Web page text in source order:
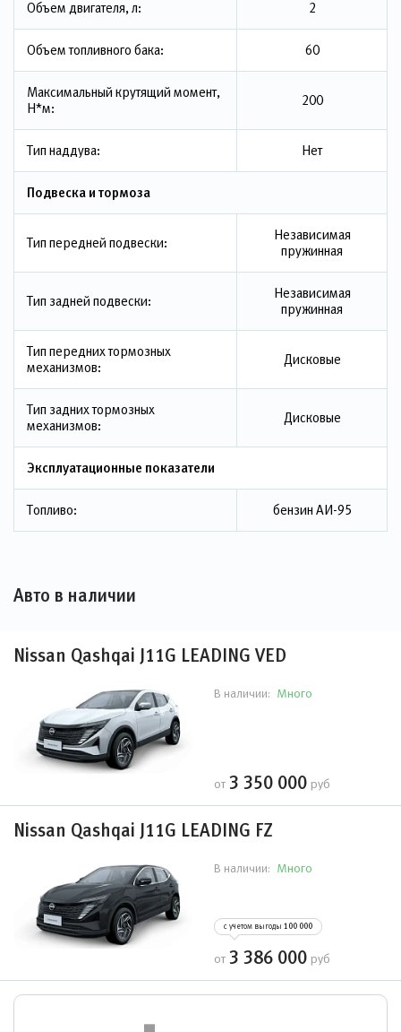
Объем двигателя, л: 2
Объем топливного бака: 60
Максимальный крутящий момент,
Н*м:
200
Тип наддува: Нет
Подвеска и тормоза
Тип передней подвески:
Независимая
пружинная
Тип задней подвески:
Независимая
пружинная
Тип передних тормозных
механизмов:
Дисковые
Тип задних тормозных
механизмов:
Дисковые
Эксплуатационные показатели
Топливо: бензин АИ-95
Авто в наличии
Nissan Qashqai J11G LEADING VED
В наличии: Много
от 3 350 000 руб
Nissan Qashqai J11G LEADING FZ
В наличии: Много
с учетом выгоды 100 000
от 3 386 000 руб